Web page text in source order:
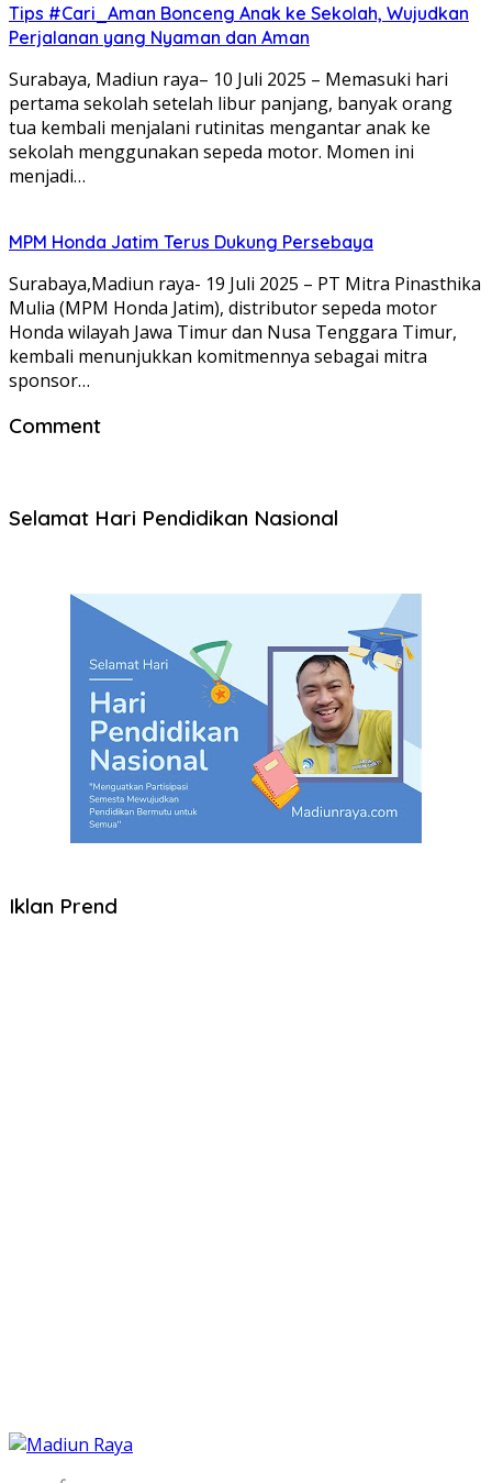
Tips #Cari_Aman Bonceng Anak ke Sekolah, Wujudkan
Perjalanan yang Nyaman dan Aman
Surabaya, Madiun raya– 10 Juli 2025 – Memasuki hari
pertama sekolah setelah libur panjang, banyak orang
tua kembali menjalani rutinitas mengantar anak ke
sekolah menggunakan sepeda motor. Momen ini
menjadi…
MPM Honda Jatim Terus Dukung Persebaya
Surabaya,Madiun raya- 19 Juli 2025 – PT Mitra Pinasthika
Mulia (MPM Honda Jatim), distributor sepeda motor
Honda wilayah Jawa Timur dan Nusa Tenggara Timur,
kembali menunjukkan komitmennya sebagai mitra
sponsor…
Comment
Selamat Hari Pendidikan Nasional
Iklan Prend